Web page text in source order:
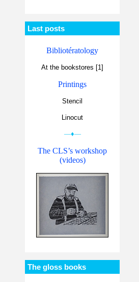
Last posts
Bibliotératology
At the bookstores [1]
Printings
Stencil
Linocut
—♦—
The CLS’s workshop
(videos)
The gloss books